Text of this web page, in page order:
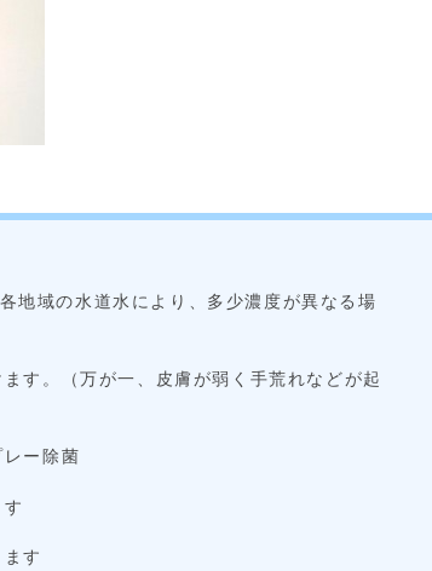
地域の水道水により、多少濃度が異なる場
す。（万が一、皮膚が弱く手荒れなどが起
ー除菌
す